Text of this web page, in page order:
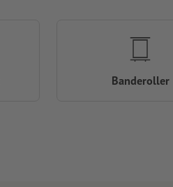
Banderoller